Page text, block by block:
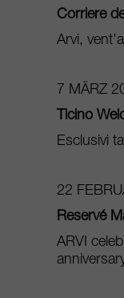
Corriere
Arvi,
7 MÄRZ
Ticino
Esclusivi
22
Reservé
ARVI